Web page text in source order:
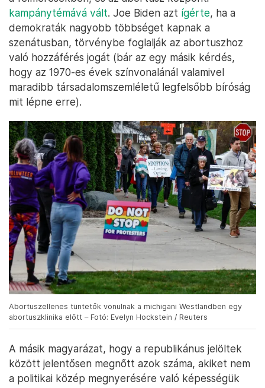
kampánytémává vált. Joe Biden azt ígérte, ha a
demokraták nagyobb többséget kapnak a
szenátusban, törvénybe foglalják az abortuszhoz
való hozzáférés jogát (bár az egy másik kérdés,
hogy az 1970-es évek színvonalánál valamivel
maradibb társadalomszemléletű legfelsőbb bíróság
mit lépne erre).
Abortuszellenes tüntetők vonulnak a michigani Westlandben egy
abortuszklinika előtt – Fotó: Evelyn Hockstein / Reuters
A másik magyarázat, hogy a republikánus jelöltek
között jelentősen megnőtt azok száma, akiket nem
a politikai közép megnyerésére való képességük